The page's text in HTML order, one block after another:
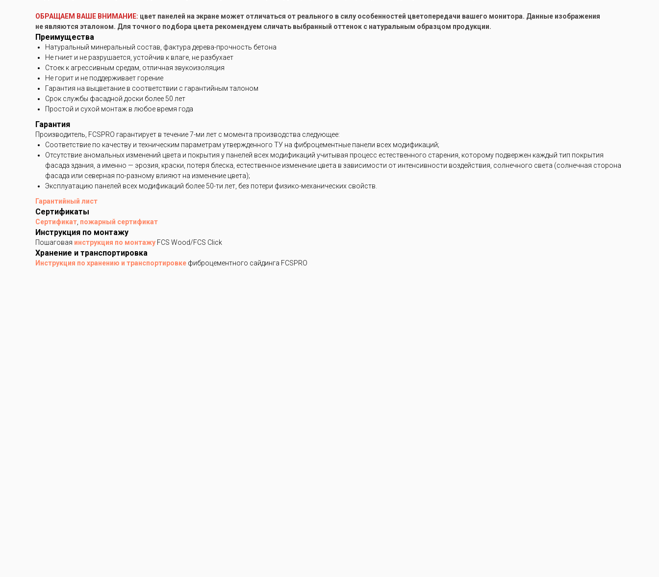
ОБРАЩАЕМ ВАШЕ ВНИМАНИЕ: цвет панелей на экране может отличаться от реального в силу особенностей цветопередачи вашего монитора. Данные изображения
не являются эталоном. Для точного подбора цвета рекомендуем сличать выбранный оттенок с натуральным образцом продукции.
Преимущества
Натуральный минеральный состав, фактура дерева-прочность бетона
Не гниет и не разрушается, устойчив к влаге, не разбухает
Стоек к агрессивным средам, отличная звукоизоляция
Не горит и не поддерживает горение
Гарантия на выцветание в соответствии с гарантийным талоном
Срок службы фасадной доски более 50 лет
Простой и сухой монтаж в любое время года
Гарантия
Производитель, FCSPRO гарантирует в течение 7-ми лет с момента производства следующее:
Соответствие по качеству и техническим параметрам утвержденного ТУ на фиброцементные панели всех модификаций;
Отсутствие аномальных изменений цвета и покрытия у панелей всех модификаций учитывая процесс естественного старения, которому подвержен каждый тип покрытия
фасада здания, а именно — эрозия, краски, потеря блеска, естественное изменение цвета в зависимости от интенсивности воздействия, солнечного света (солнечная сторона
фасада или северная по-разному влияют на изменение цвета);
Эксплуатацию панелей всех модификаций более 50-ти лет, без потери физико-механических свойств.
Гарантийный лист
Сертификаты
Сертификат пожарный сертификат
Инструкция по монтажу
Пошаговая инструкция по монтажу FCS Wood/FCS Click
Хранение и транспортировка
Инструкция по хранению и транспортировке фиброцементного сайдинга FCSPRO